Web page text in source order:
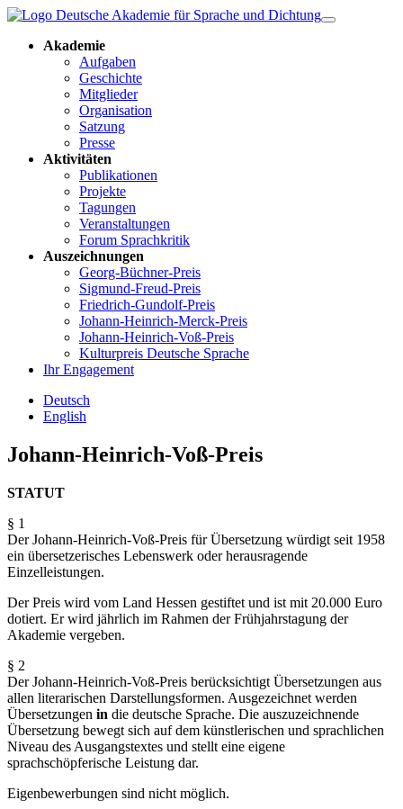
Akademie
Aufgaben
Geschichte
Mitglieder
Organisation
Satzung
Presse
Aktivitäten
Publikationen
Projekte
Tagungen
Veranstaltungen
Forum Sprachkritik
Auszeichnungen
Georg-Büchner-Preis
Sigmund-Freud-Preis
Friedrich-Gundolf-Preis
Johann-Heinrich-Merck-Preis
Johann-Heinrich-Voß-Preis
Kulturpreis Deutsche Sprache
Ihr Engagement
Deutsch
English
Johann-Heinrich-Voß-Preis
STATUT
§ 1
Der Johann-Heinrich-Voß-Preis für Übersetzung würdigt seit 1958
ein übersetzerisches Lebenswerk oder herausragende
Einzelleistungen.
Der Preis wird vom Land Hessen gestiftet und ist mit 20.000 Euro
dotiert. Er wird jährlich im Rahmen der Frühjahrstagung der
Akademie vergeben.
§ 2
Der Johann-Heinrich-Voß-Preis berücksichtigt Übersetzungen aus
allen literarischen Darstellungs­formen. Ausgezeichnet werden
Übersetzungen in die deutsche Sprache. Die auszuzeichnende
Übersetzung bewegt sich auf dem künstlerischen und sprachlichen
Niveau des Ausgangstextes und stellt eine eigene
sprachschöpferische Leistung dar.
Eigenbewerbungen sind nicht möglich.